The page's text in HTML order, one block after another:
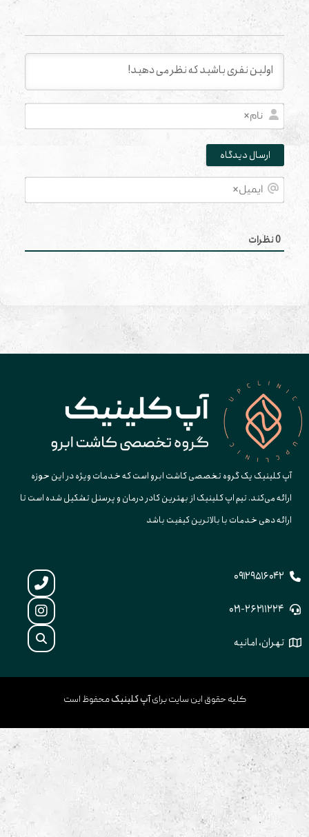
0نظرات
آپ کلینیک یک گروه تخصصی کاشت ابرو است که خدمات ویژه در این حوزه
ارائه می‌کند. تیم اپ کلینیک از بهترین کادر درمان و پرسنل تشکیل شده است تا
ارائه دهی خدمات با بالاترین کیفیت باشد
۰۹۱۲۹۵۱۶۰۴۲
۰۲۱-۲۶۲۱۱۲۲۴
تهران، امانیه
کلیه حقوق این سایت برایآپ کلینیکمحفوظ است